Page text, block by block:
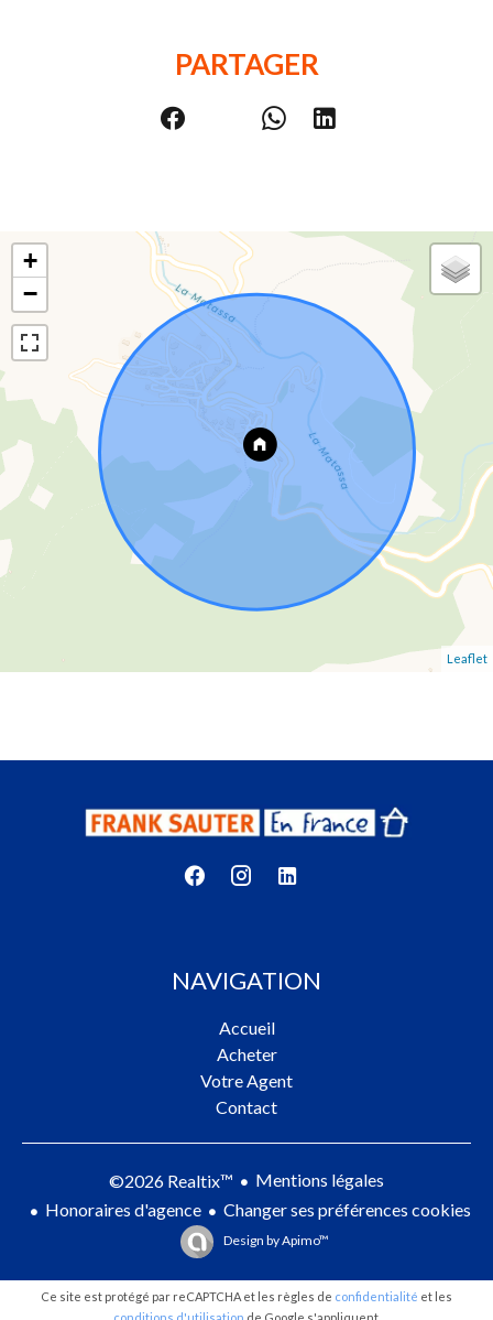
PARTAGER
+
−
Leaflet
NAVIGATION
Accueil
Acheter
Votre Agent
Contact
©2026 Realtix™
Mentions légales
Honoraires d'agence
Changer ses préférences cookies
Design byApimo™
Ce site est protégé par reCAPTCHA et les règles de confidentialité et les
conditions d'utilisation de Google s'appliquent.